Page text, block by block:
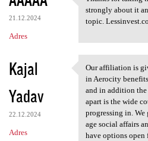
21.12.2024
Adres
Thanks for
strongly about it
topic.
Kajal
Yadav
22.12.2024
Adres
Our affiliation
Our affiliation is
in Aerocity
and in addition the
apart is the wide
progressing in.
age social affairs
have options